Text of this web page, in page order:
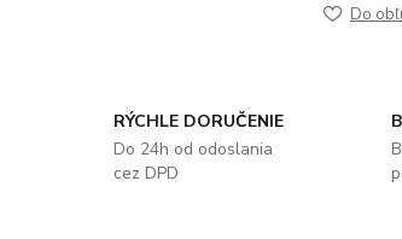
Do
RÝCHLE DORUČENIE
Do 24h od odoslania
cez DPD